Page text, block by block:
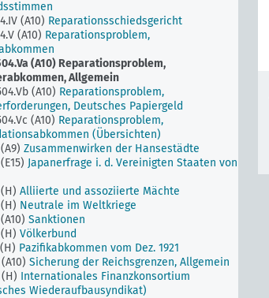
(A10) Reparationsschiedsgericht
(A10) Reparationsproblem,
(A10) Reparationsproblem,
Allgemein
(A10) Reparationsproblem,
Deutsches Papiergeld
(A10) Reparationsproblem,
(Übersichten)
Zusammenwirken der Hansestädte
Japanerfrage i. d. Vereinigten Staaten von
Alliierte und assoziierte Mächte
Neutrale im Weltkriege
Sanktionen
Völkerbund
Pazifikabkommen vom Dez. 1921
Sicherung der Reichsgrenzen, Allgemein
Internationales Finanzkonsortium
Wiederaufbausyndikat)